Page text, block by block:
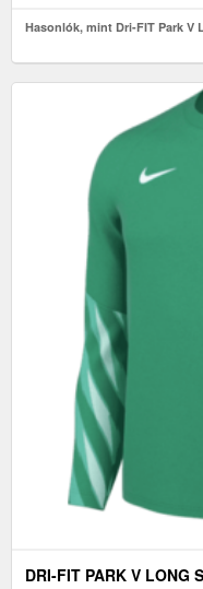
Hasonlók, mint Dri-FIT Park V
DRI-FIT PARK V LONG